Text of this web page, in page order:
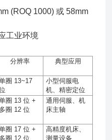
(ROQ 1000) 或 58mm
工业环境
分辨率 典型应用
圈 13~17
小型伺服电
机、精密定位
圈 13位 +
多圈 12位
通用伺服、机
床主轴
圈 17位 +
多圈 12位
高精度机床、
测量设备